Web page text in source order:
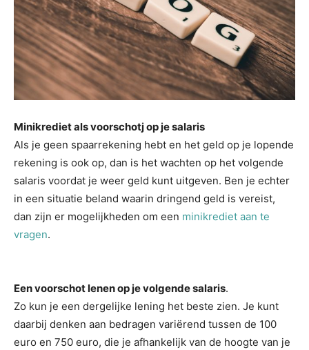
Minikrediet als voorschotj op je salaris
Als je geen spaarrekening hebt en het geld op je lopende
rekening is ook op, dan is het wachten op het volgende
salaris voordat je weer geld kunt uitgeven. Ben je echter
in een situatie beland waarin dringend geld is vereist,
dan zijn er mogelijkheden om een minikrediet aan te
vragen.
Een voorschot lenen op je volgende salaris.
Zo kun je een dergelijke lening het beste zien. Je kunt
daarbij denken aan bedragen variërend tussen de 100
euro en 750 euro, die je afhankelijk van de hoogte van je